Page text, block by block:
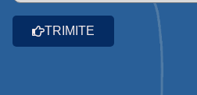
TRIMITE